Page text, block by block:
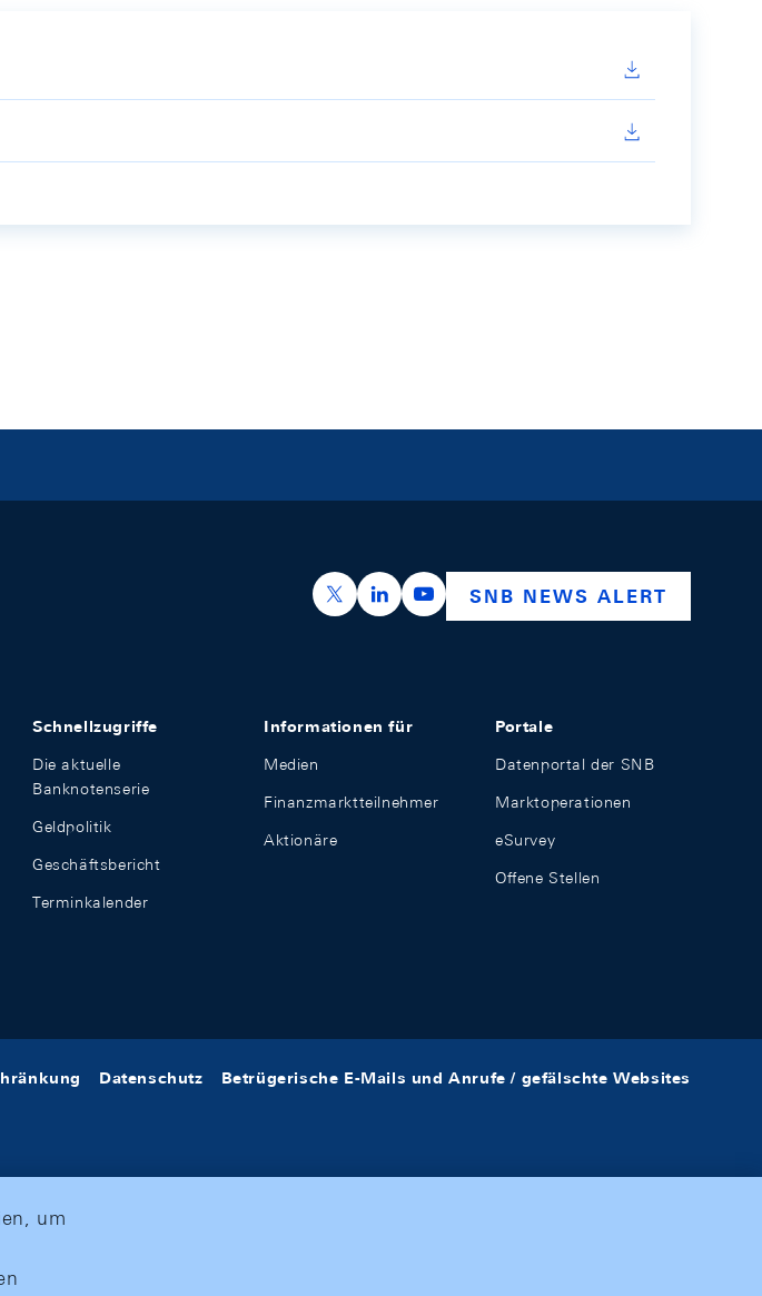
https://x.com/snb_bns
https://ch.linkedin.com/company/swiss-
https://www.youtube.com/
SNB NEWS ALERT
Schnellzugriffe
Die aktuelle
Banknotenserie
Geldpolitik
Geschäftsbericht
Terminkalender
Informationen für
Medien
Finanzmarktteilnehmer
Aktionäre
Portale
Datenportal der SNB
Marktoperationen
eSurvey
Offene Stellen
Datenschutz Betrügerische E-Mails und Anrufe / gefälschte Websites
um